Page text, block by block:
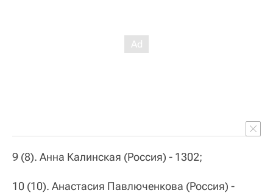
9 (8). Анна Калинская (Россия) - 1302;
10 (10). Анастасия Павлюченкова (Россия) -